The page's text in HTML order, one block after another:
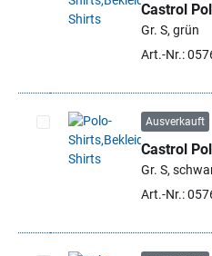
Artikel auswählen
Castrol
Gr. S, grün
Art.-Nr.:
Artikel auswählen
Ausverkauft
Castrol
Gr. S,
Art.-Nr.: